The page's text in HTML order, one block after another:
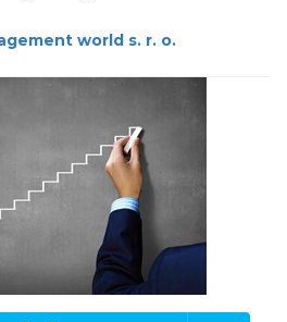
world s. r. o.